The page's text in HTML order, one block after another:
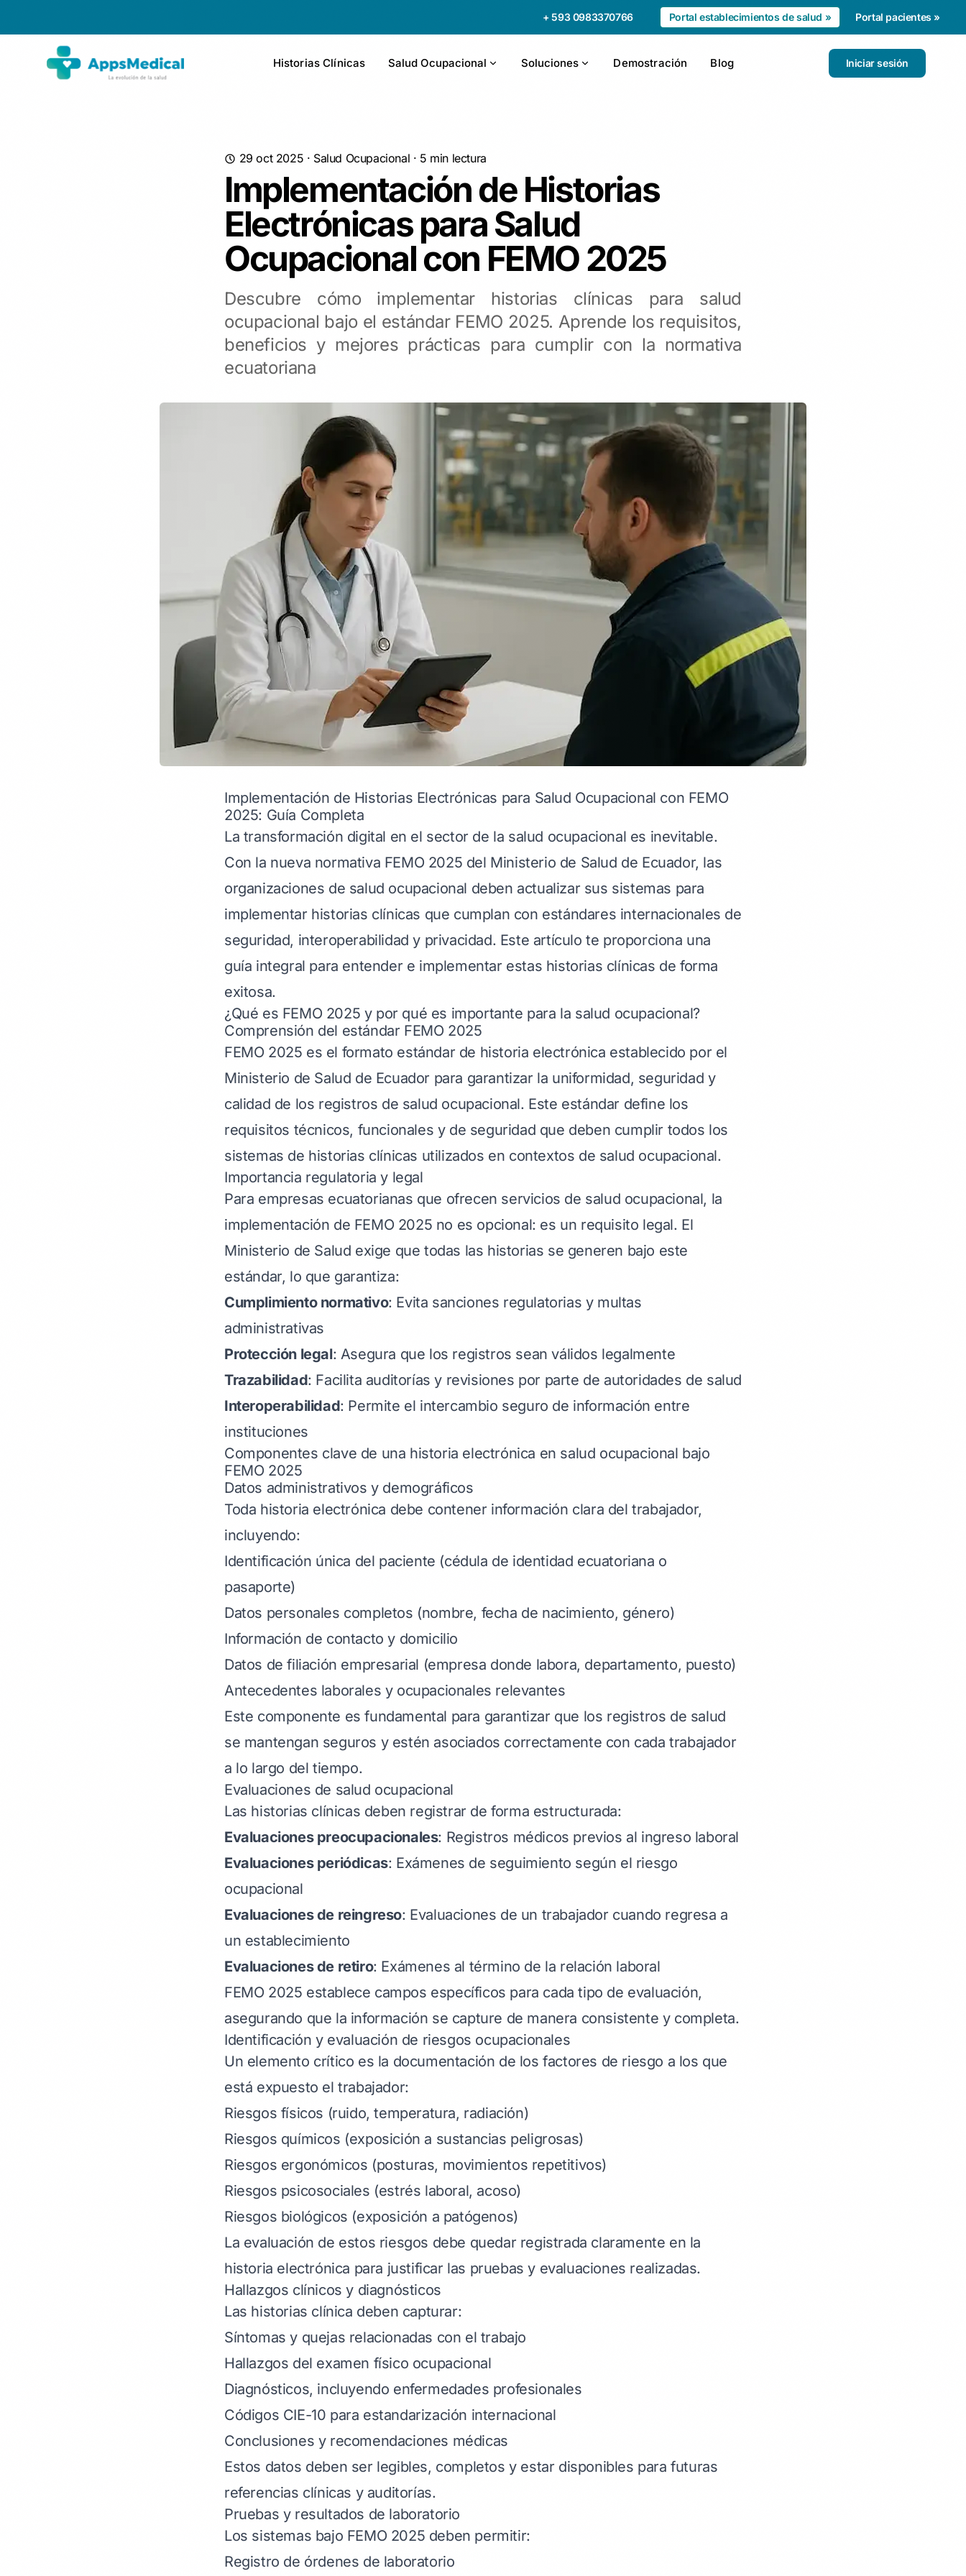
+ 593 0983370766 Portal establecimientos de salud » Portal pacientes »
Historias Clínicas Salud Ocupacional Soluciones Demostración Blog Iniciar sesión
29 oct 2025 · Salud Ocupacional · 5 min lectura
Implementación de Historias
Electrónicas para Salud
Ocupacional con FEMO 2025
Descubre cómo implementar historias clínicas para salud
ocupacional bajo el estándar FEMO 2025. Aprende los requisitos,
beneficios y mejores prácticas para cumplir con la normativa
ecuatoriana
Implementación de Historias Electrónicas para Salud Ocupacional con FEMO
2025: Guía Completa
La transformación digital en el sector de la salud ocupacional es inevitable.
Con la nueva normativa FEMO 2025 del Ministerio de Salud de Ecuador, las
organizaciones de salud ocupacional deben actualizar sus sistemas para
implementar historias clínicas que cumplan con estándares internacionales de
seguridad, interoperabilidad y privacidad. Este artículo te proporciona una
guía integral para entender e implementar estas historias clínicas de forma
exitosa.
¿Qué es FEMO 2025 y por qué es importante para la salud ocupacional?
Comprensión del estándar FEMO 2025
FEMO 2025 es el formato estándar de historia electrónica establecido por el
Ministerio de Salud de Ecuador para garantizar la uniformidad, seguridad y
calidad de los registros de salud ocupacional. Este estándar define los
requisitos técnicos, funcionales y de seguridad que deben cumplir todos los
sistemas de historias clínicas utilizados en contextos de salud ocupacional.
Importancia regulatoria y legal
Para empresas ecuatorianas que ofrecen servicios de salud ocupacional, la
implementación de FEMO 2025 no es opcional: es un requisito legal. El
Ministerio de Salud exige que todas las historias se generen bajo este
estándar, lo que garantiza:
Cumplimiento normativo: Evita sanciones regulatorias y multas
administrativas
Protección legal: Asegura que los registros sean válidos legalmente
Trazabilidad: Facilita auditorías y revisiones por parte de autoridades de salud
Interoperabilidad: Permite el intercambio seguro de información entre
instituciones
Componentes clave de una historia electrónica en salud ocupacional bajo
FEMO 2025
Datos administrativos y demográficos
Toda historia electrónica debe contener información clara del trabajador,
incluyendo:
Identificación única del paciente (cédula de identidad ecuatoriana o
pasaporte)
Datos personales completos (nombre, fecha de nacimiento, género)
Información de contacto y domicilio
Datos de filiación empresarial (empresa donde labora, departamento, puesto)
Antecedentes laborales y ocupacionales relevantes
Este componente es fundamental para garantizar que los registros de salud
se mantengan seguros y estén asociados correctamente con cada trabajador
a lo largo del tiempo.
Evaluaciones de salud ocupacional
Las historias clínicas deben registrar de forma estructurada:
Evaluaciones preocupacionales: Registros médicos previos al ingreso laboral
Evaluaciones periódicas: Exámenes de seguimiento según el riesgo
ocupacional
Evaluaciones de reingreso: Evaluaciones de un trabajador cuando regresa a
un establecimiento
Evaluaciones de retiro: Exámenes al término de la relación laboral
FEMO 2025 establece campos específicos para cada tipo de evaluación,
asegurando que la información se capture de manera consistente y completa.
Identificación y evaluación de riesgos ocupacionales
Un elemento crítico es la documentación de los factores de riesgo a los que
está expuesto el trabajador:
Riesgos físicos (ruido, temperatura, radiación)
Riesgos químicos (exposición a sustancias peligrosas)
Riesgos ergonómicos (posturas, movimientos repetitivos)
Riesgos psicosociales (estrés laboral, acoso)
Riesgos biológicos (exposición a patógenos)
La evaluación de estos riesgos debe quedar registrada claramente en la
historia electrónica para justificar las pruebas y evaluaciones realizadas.
Hallazgos clínicos y diagnósticos
Las historias clínica deben capturar:
Síntomas y quejas relacionadas con el trabajo
Hallazgos del examen físico ocupacional
Diagnósticos, incluyendo enfermedades profesionales
Códigos CIE-10 para estandarización internacional
Conclusiones y recomendaciones médicas
Estos datos deben ser legibles, completos y estar disponibles para futuras
referencias clínicas y auditorías.
Pruebas y resultados de laboratorio
Los sistemas bajo FEMO 2025 deben permitir:
Registro de órdenes de laboratorio